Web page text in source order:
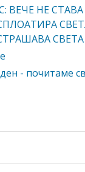
ВЕЧЕ НЕ
СВЕТА
- почитаме